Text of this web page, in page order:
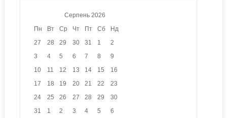
Серпень 2026
Пн Вт Ср Чт Пт Сб Нд
27 28 29 30 31 1 2
3 4 5 6 7 8 9
10 11 12 13 14 15 16
17 18 19 20 21 22 23
24 25 26 27 28 29 30
31 1 2 3 4 5 6